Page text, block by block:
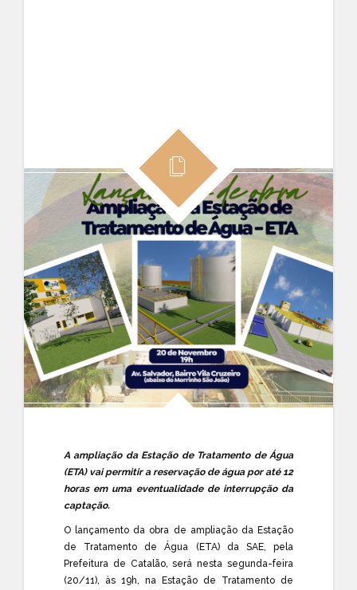
A ampliação da Estação de Tratamento de Água
(ETA) vai permitir a reservação de água por até 12
horas em uma eventualidade de interrupção da
captação.
O lançamento da obra de ampliação da Estação
de Tratamento de Água (ETA) da SAE, pela
Prefeitura de Catalão, será nesta segunda-feira
(20/11), às 19h, na Estação de Tratamento de